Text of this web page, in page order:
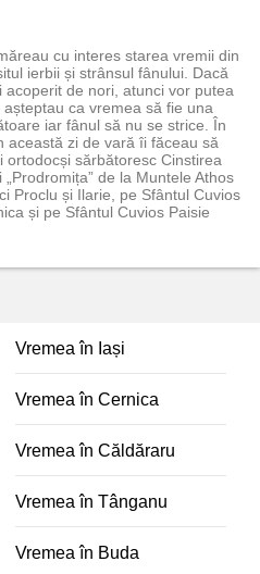
cu interes starea vremii din
ierbii și strânsul fânului. Dacă
de nori, atunci vor putea
ca vremea să fie una
iar fânul să nu se strice. În
această zi de vară îi făceau să
sărbătoresc Cinstirea
de la Muntele Athos
Proclu și Ilarie, pe Sfântul Cuvios
și pe Sfântul Cuvios Paisie
Vremea în Iași
Vremea în Cernica
Vremea în Căldăraru
Vremea în Tânganu
Vremea în Buda